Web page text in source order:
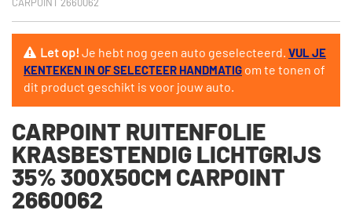
CARPOINT 2660062
Let op!Je hebt nog geen auto geselecteerd. VUL JE
KENTEKEN IN OF SELECTEER HANDMATIG om te tonen of
dit product geschikt is voor jouw auto.
CARPOINT RUITENFOLIE
KRASBESTENDIG LICHTGRIJS
35% 300X50CM CARPOINT
2660062